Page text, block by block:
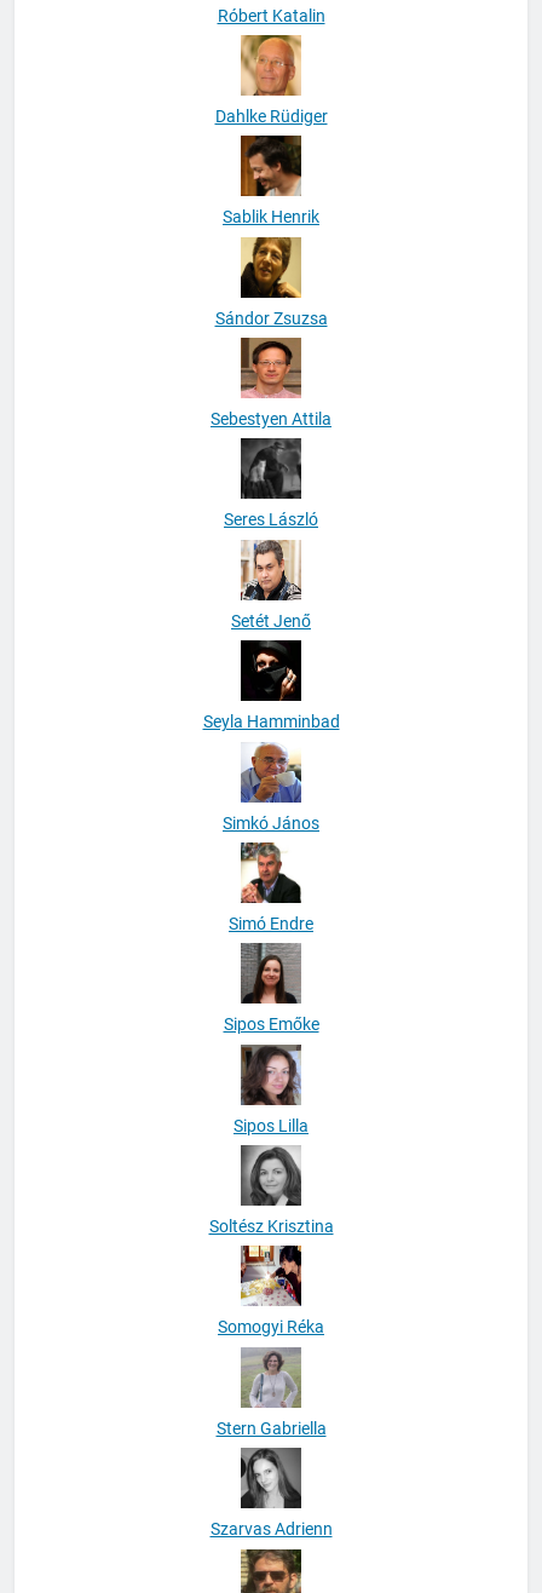
Róbert Katalin
Dahlke Rüdiger
Sablik Henrik
Sándor Zsuzsa
Sebestyen Attila
Seres László
Setét Jenő
Seyla Hamminbad
Simkó János
Simó Endre
Sipos Emőke
Sipos Lilla
Soltész Krisztina
Somogyi Réka
Stern Gabriella
Szarvas Adrienn